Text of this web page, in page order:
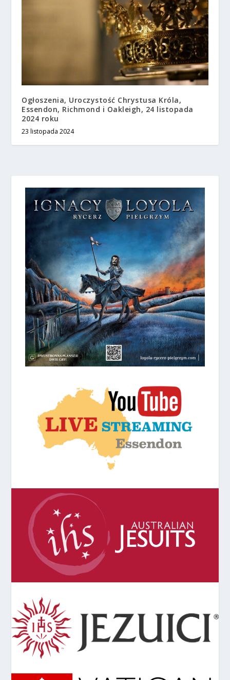
Ogłoszenia, Uroczystość Chrystusa Króla,
Essendon, Richmond i Oakleigh, 24 listopada
2024 roku
23 listopada 2024